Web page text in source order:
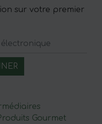
sur votre premier
Gourmet